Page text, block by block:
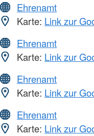
Ehrenamt
Karte: Link zur
Ehrenamt
Karte: Link zur
Ehrenamt
Karte: Link zur
Ehrenamt
Karte: Link zur